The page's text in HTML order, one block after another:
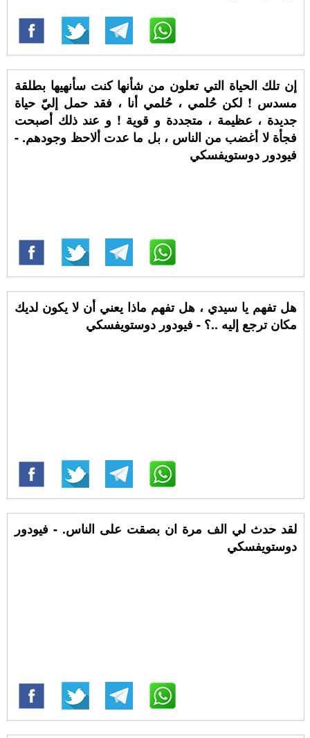
إن تلك الحياة التي تعلون من شأنها كنت سأنهيها بطلقة
مسدس ! لكن حُلمي ، حُلمي أنا ، فقد حمل إليّ حياة
جديدة ، عظيمة ، متجددة و قوية ! و عند ذلك أصبحت
فجأة لا أغضب من الناس ، بل ما عدت ألاحظ وجودهم. -
فيودور دوستويفسكي
هل تفهم يا سيدي ، هل تفهم ماذا يعني أن لا يكون لديك
مكان ترجع إليه ..؟ - فيودور دوستويفسكي
لقد حدث لي الف مرة ان بصقت على الناس. - فيودور
دوستويفسكي